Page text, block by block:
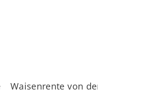
Waisenrente von der gesetzlichen